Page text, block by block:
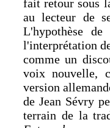
fait retour sous
au lecteur de
L'hypothèse
l'interprétation
comme un
voix nouvelle,
version
de Jean Sévry
terrain de la